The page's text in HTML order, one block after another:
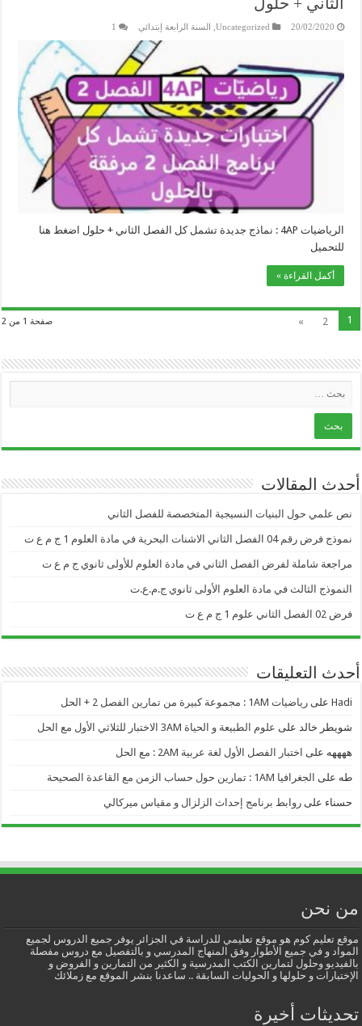
20/02/2020
Uncategorized السنة الرابعة إبتدائي 1
الرياضيات 4AP : نماذج جديدة تشمل كل الفصل الثاني + حلول اضغط هنا
للتحميل
أكمل القراءة »
صفحة 1 من 2 1
2
»
أحدث المقالات
نص علمي حول البنيات النسيجية المتخصصة للفصل الثاني
نموذج فرض رقم 04 الفصل الثاني الاشنات البحرية في مادة العلوم 1 ج م ع ت
مراجعة شاملة لفرض الفصل الثاني في مادة العلوم للأولى ثانوي ج م ع ت
النموذج الثالث في مادة العلوم الأولى ثانوي ج.م.ع.ت
فرض 02 الفصل الثاني علوم 1 ج م ع ت
أحدث التعليقات
Hadi علىرياضيات 1AM : مجموعة كبيرة من تمارين الفصل 2 + الحل
شويطر خالد على علوم الطبيعة و الحياة 3AM الاختبار للثلاثي الأول مع الحل
ههههه على اختبار الفصل الأول لغة عربية 2AM : مع الحل
طه على الجغرافيا 1AM : تمارين حول حساب الزمن مع القاعدة الصحيحة
حسناء علىروابط برنامج إحداث الزلزال و مقياس ميركالي
من نحن
موقع تعليم كوم هو موقع تعليمي للدراسة في الجزائر يوفر جميع الدروس لجميع
المواد و في جميع الأطوار وفق المنهاج المدرسي و بالتفصيل مع دروس مفصلة
بالفيديو وحلول لتمارين الكتب المدرسية و الكثير من التمارين و الفروض و
الإختبارات و حلولها و الحوليات السابقة .. ساعدنا بنشر الموقع مع زملائك
تحديثات أخيرة